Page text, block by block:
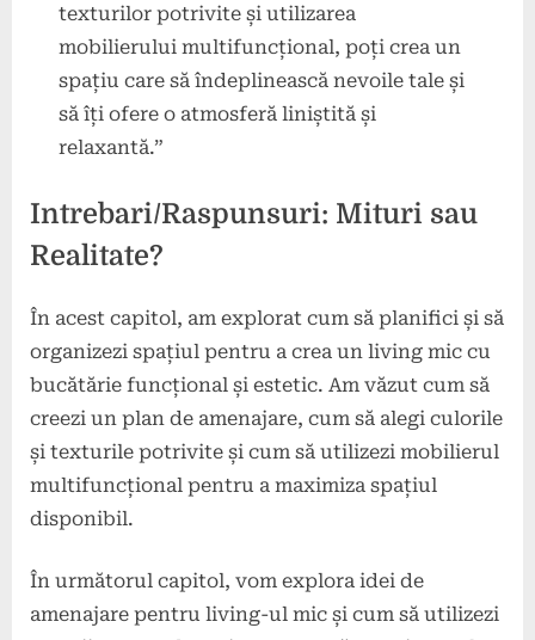
texturilor potrivite și utilizarea
mobilierului multifuncțional, poți crea un
spațiu care să îndeplinească nevoile tale și
să îți ofere o atmosferă liniștită și
relaxantă.”
Intrebari/Raspunsuri: Mituri sau
Realitate?
În acest capitol, am explorat cum să planifici și să
organizezi spațiul pentru a crea un living mic cu
bucătărie funcțional și estetic. Am văzut cum să
creezi un plan de amenajare, cum să alegi culorile
și texturile potrivite și cum să utilizezi mobilierul
multifuncțional pentru a maximiza spațiul
disponibil.
În următorul capitol, vom explora idei de
amenajare pentru living-ul mic și cum să utilizezi